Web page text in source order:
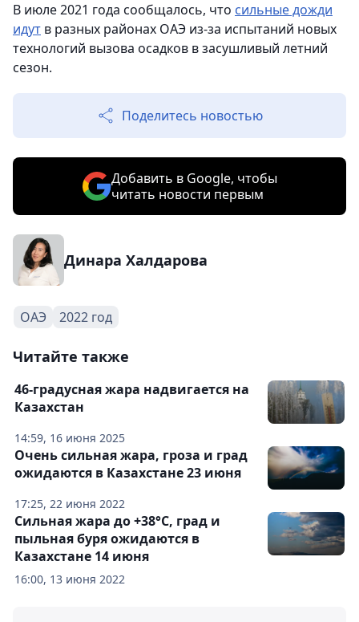
В июле 2021 года сообщалось, что сильные дожди
идут в разных районах ОАЭ из-за испытаний новых
технологий вызова осадков в засушливый летний
сезон.
Поделитесь новостью
Добавить в Google, чтобы
читать новости первым
Динара Халдарова
ОАЭ 2022 год
Читайте также
14:59, 16 июня 2025
46-градусная жара надвигается на
Казахстан
17:25, 22 июня 2022
Очень сильная жара, гроза и град
ожидаются в Казахстане 23 июня
16:00, 13 июня 2022
Сильная жара до +38°C, град и
пыльная буря ожидаются в
Казахстане 14 июня